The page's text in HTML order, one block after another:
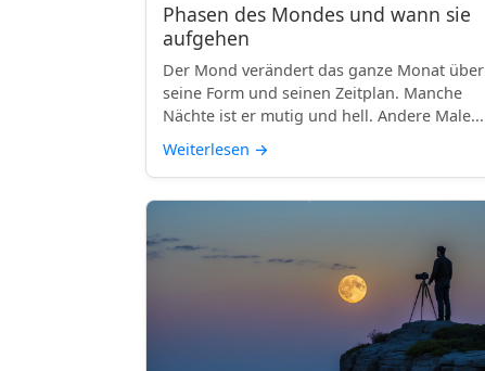
Phasen des Mondes und wann sie
aufgehen
Der Mond verändert das ganze Monat über
seine Form und seinen Zeitplan. Manche
Nächte ist er mutig und hell. Andere Male...
Weiterlesen →